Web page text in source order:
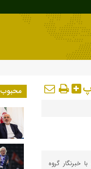
خبرنگار گروه
محبوب